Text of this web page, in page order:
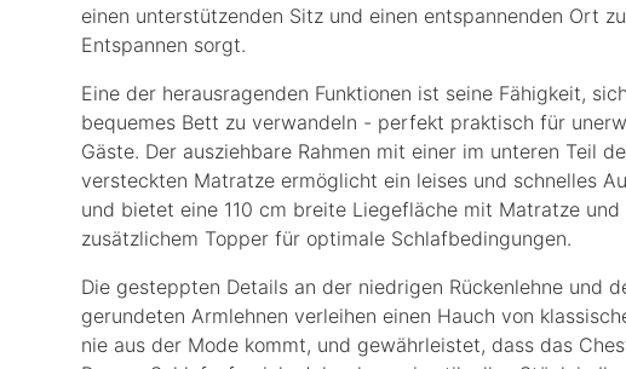
einen unterstützenden Sitz und einen entspannenden Ort
Entspannen sorgt.
Eine der herausragenden Funktionen ist seine Fähigkeit,
bequemes Bett zu verwandeln - perfekt praktisch für
Gäste. Der ausziehbare Rahmen mit einer im unteren Teil
versteckten Matratze ermöglicht ein leises und schnelles
und bietet eine 110 cm breite Liegefläche mit Matratze und
zusätzlichem Topper für optimale Schlafbedingungen.
Die gesteppten Details an der niedrigen Rückenlehne und
gerundeten Armlehnen verleihen einen Hauch von
nie aus der Mode kommt, und gewährleistet, dass das